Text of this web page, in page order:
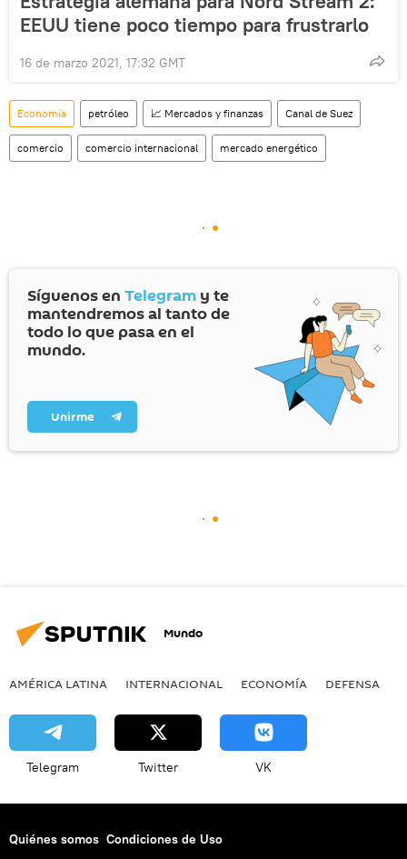
EEUU tiene poco tiempo para frustrarlo
16 de marzo 2021, 17:32 GMT
Economía petróleo 📈 Mercados y finanzas Canal de Suez
comercio comercio internacional mercado energético
Síguenos en Telegram y te
mantendremos al tanto de
todo lo que pasa en el
mundo.
Unirme
Mundo
AMÉRICA LATINA INTERNACIONAL ECONOMÍA DEFENSA
Telegram Twitter VK
Quiénes somos Condiciones de Uso